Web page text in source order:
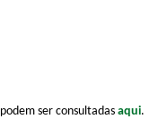
ser consultadas aqui.